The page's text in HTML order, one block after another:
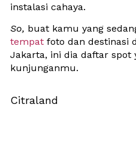
instalasi cahaya.
So, buat kamu yang
tempat foto dan destinasi
Jakarta, ini dia daftar spot
kunjunganmu.
Citraland